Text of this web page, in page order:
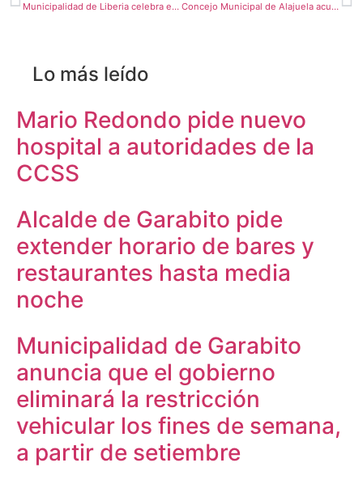
Municipalidad de Liberia celebra el Día de la Madre con una feria de emprendedores Concejo Municipal de Alajuela acuerda prohibir el uso y venta de pólvora sonora en el cantón Central
Lo más leído
Mario Redondo pide nuevo
hospital a autoridades de la
CCSS
Alcalde de Garabito pide
extender horario de bares y
restaurantes hasta media
noche
Municipalidad de Garabito
anuncia que el gobierno
eliminará la restricción
vehicular los fines de semana,
a partir de setiembre